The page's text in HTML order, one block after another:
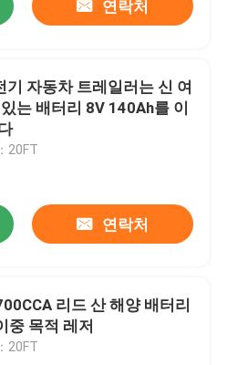
연락처
기 자동차 트레일러는 신 여
는 배터리 8V 140Ah를 이
20FT
연락처
리드 산 해양 배터리
중 목적 레저
20FT